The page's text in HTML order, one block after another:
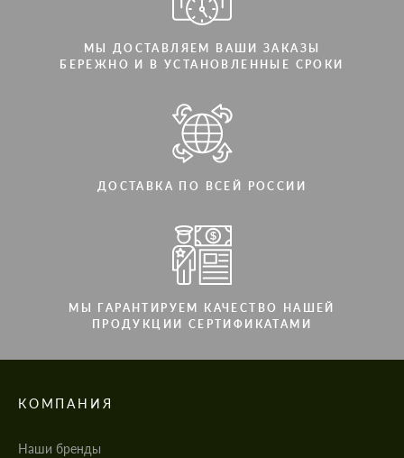
МЫ ДОСТАВЛЯЕМ ВАШИ ЗАКАЗЫ
БЕРЕЖНО И В УСТАНОВЛЕННЫЕ СРОКИ
ДОСТАВКА ПО ВСЕЙ РОССИИ
МЫ ГАРАНТИРУЕМ КАЧЕСТВО НАШЕЙ
ПРОДУКЦИИ СЕРТИФИКАТАМИ
КОМПАНИЯ
Наши бренды